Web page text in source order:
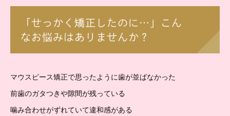
「せっかく矯正したのに…」こん
なお悩みはありませんか？
マウスピース矯正で思ったように歯が並ばなかった
前歯のガタつきや隙間が残っている
噛み合わせがずれていて違和感がある